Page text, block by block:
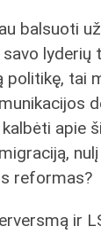
balsuoti
lyderių
tai
apie
reformas?
ir